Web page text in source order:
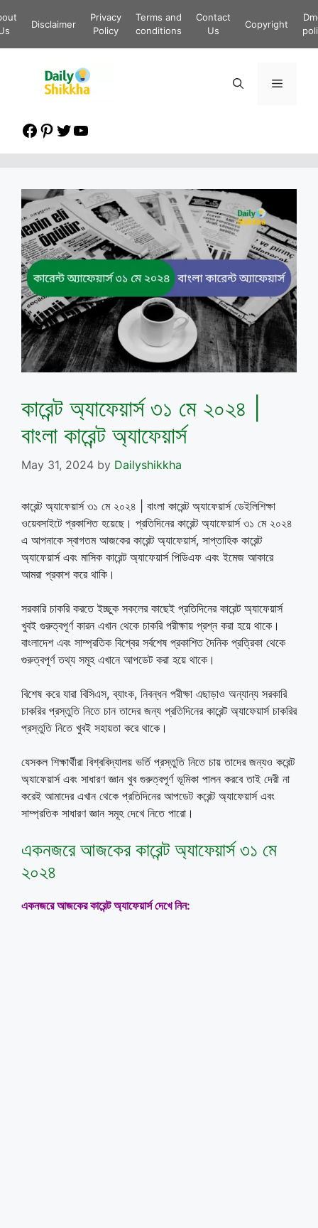
to
Disclaimer
Privacy
Policy
Terms and
conditions
Contact
Us
Copyright
Menu
Facebook
Pinterest
Twitter
YouTube
কারেন্ট অ্যাফেয়ার্স ৩১ মে ২০২৪ |
বাংলা কারেন্ট অ্যাফেয়ার্স
May 31, 2024 by Dailyshikkha
কারেন্ট অ্যাফেয়ার্স ৩১ মে ২০২৪ | বাংলা কারেন্ট অ্যাফেয়ার্স ডেইলিশিক্ষা
ওয়েবসাইটে প্রকাশিত হয়েছে। প্রতিদিনের কারেন্ট অ্যাফেয়ার্স ৩১ মে ২০২৪
এ আপনাকে স্বাগতম আজকের কারেন্ট অ্যাফেয়ার্স, সাপ্তাহিক কারেন্ট
অ্যাফেয়ার্স এবং মাসিক কারেন্ট অ্যাফেয়ার্স পিডিএফ এবং ইমেজ আকারে
আমরা প্রকাশ করে থাকি।
সরকারি চাকরি করতে ইচ্ছুক সকলের কাছেই প্রতিদিনের কারেন্ট অ্যাফেয়ার্স
খুবই গুরুত্বপূর্ণ কারন এখান থেকে চাকরি পরীক্ষায় প্রশ্ন করা হয়ে থাকে।
বাংলাদেশ এবং সাম্প্রতিক বিশ্বের সর্বশেষ প্রকাশিত দৈনিক প্রত্রিকা থেকে
গুরুত্বপূর্ণ তথ্য সমূহ এখানে আপডেট করা হয়ে থাকে।
বিশেষ করে যারা বিসিএস, ব্যাংক, নিবন্ধন পরীক্ষা এছাড়াও অন্যান্য সরকারি
চাকরির প্রস্তুতি নিতে চান তাদের জন্য প্রতিদিনের কারেন্ট অ্যাফেয়ার্স চাকরির
প্রস্তুতি নিতে খুবই সহায়তা করে থাকে।
যেসকল শিক্ষার্থীরা বিশ্ববিদ্যালয় ভর্তি প্রস্তুতি নিতে চায় তাদের জন্যও করেন্ট
অ্যাফেয়ার্স এবং সাধারণ জ্ঞান খুব গুরুত্বপূর্ণ ভূমিকা পালন করবে তাই দেরী না
করেই আমাদের এখান থেকে প্রতিদিনের আপডেট করেন্ট অ্যাফেয়ার্স এবং
সাম্প্রতিক সাধারণ জ্ঞান সমূহ দেখে নিতে পারো।
একনজরে আজকের কারেন্ট অ্যাফেয়ার্স ৩১ মে
২০২৪
একনজরে আজকের কারেন্ট অ্যাফেয়ার্স দেখে নিন: